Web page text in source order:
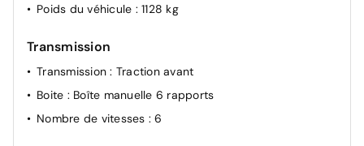
Poids du véhicule : 1128 kg
Transmission
Transmission: Traction avant
Boite : Boîte manuelle 6 rapports
Nombre de vitesses : 6